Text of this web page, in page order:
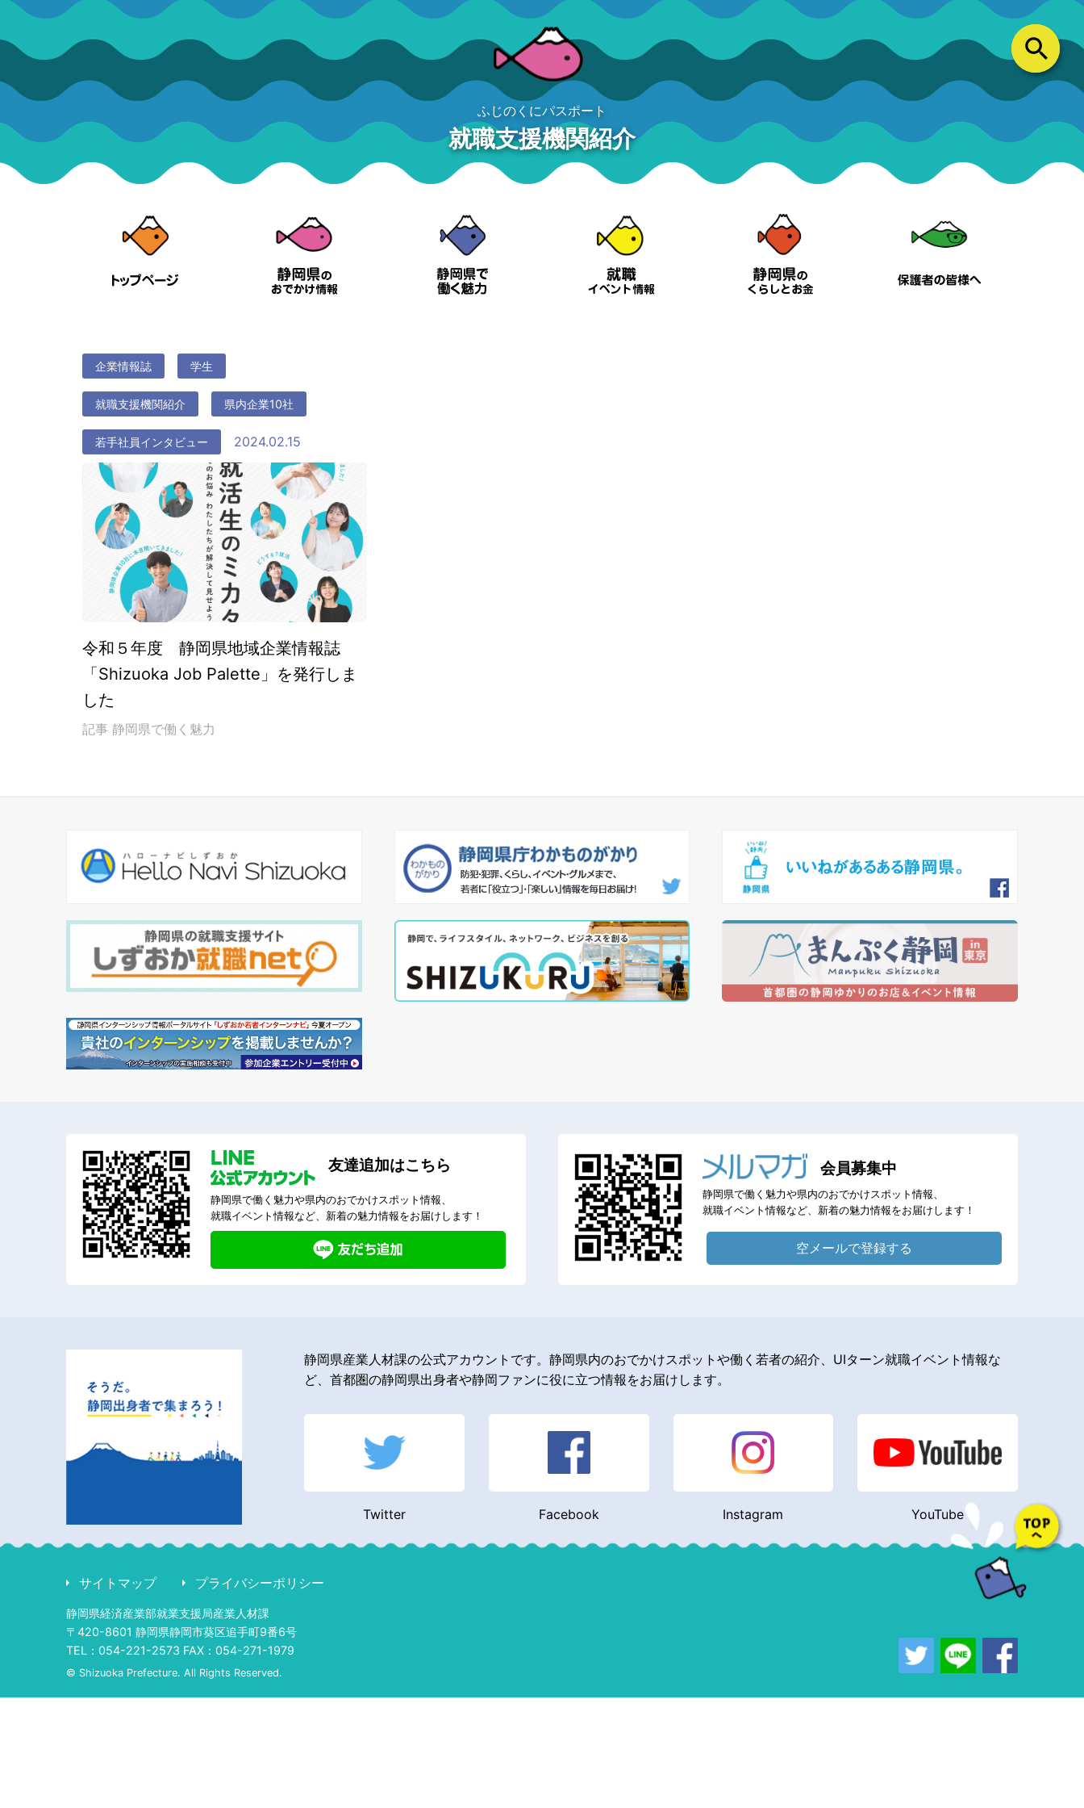
ふじのくにパスポート
就職支援機関紹介
企業情報誌 学生
就職支援機関紹介 県内企業10社
若手社員インタビュー 2024.02.15
令和５年度 静岡県地域企業情報誌
「Shizuoka Job Palette」を発行しま
した
記事 静岡県で働く魅力
友達追加はこちら
静岡県で働く魅力や県内のおでかけスポット情報、
就職イベント情報など、新着の魅力情報をお届けします！
会員募集中
静岡県で働く魅力や県内のおでかけスポット情報、
就職イベント情報など、新着の魅力情報をお届けします！
空メールで登録する
静岡県産業人材課の公式アカウントです。静岡県内のおでかけスポットや働く若者の紹介、UIターン就職イベント情報な
ど、首都圏の静岡県出身者や静岡ファンに役に立つ情報をお届けします。
Twitter Facebook Instagram YouTube
サイトマップ プライバシーポリシー
静岡県経済産業部就業支援局産業人材課
〒420-8601 静岡県静岡市葵区追手町9番6号
TEL：054-221-2573 FAX：054-271-1979
© Shizuoka Prefecture. All Rights Reserved.